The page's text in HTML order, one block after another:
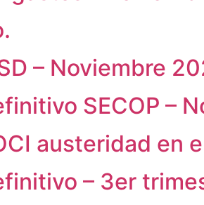
– Noviembre
SECOP –
austeridad en
– 3er